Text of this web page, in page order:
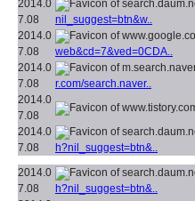
2014.0
7.08
nil_suggest=btn&w..
2014.0
7.08
web&cd=7&ved=0CDA..
2014.0
7.08
r.com/search.naver..
2014.0
7.08
2014.0
7.08
h?nil_suggest=btn&..
2014.0
7.08
h?nil_suggest=btn&..